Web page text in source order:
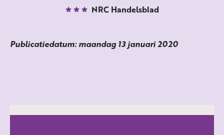
NRC Handelsblad
Publicatiedatum: maandag 13 januari 2020